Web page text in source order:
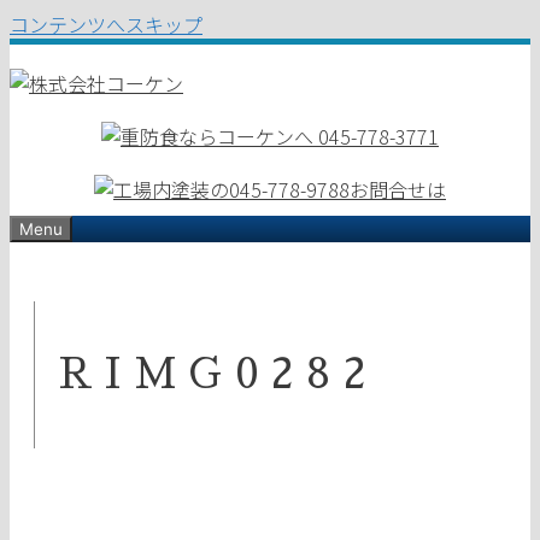
コンテンツへスキップ
Menu
RIMG0282